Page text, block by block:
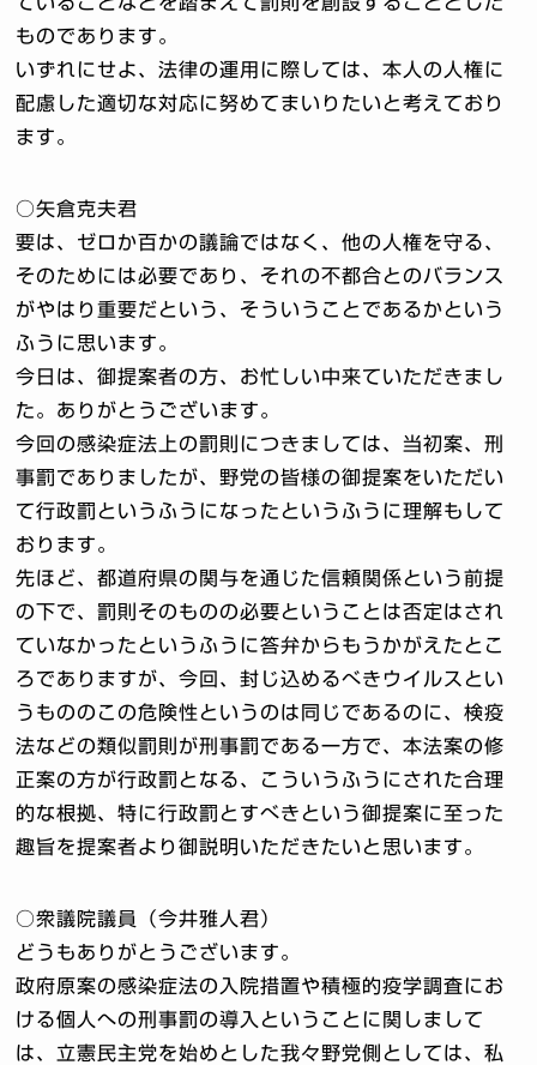
ものであります。
いずれにせよ、法律の運用に際しては、本人の人権に
配慮した適切な対応に努めてまいりたいと考えており
ます。
○矢倉克夫君
要は、ゼロか百かの議論ではなく、他の人権を守る、
そのためには必要であり、それの不都合とのバランス
がやはり重要だという、そういうことであるかという
ふうに思います。
今日は、御提案者の方、お忙しい中来ていただきまし
た。ありがとうございます。
今回の感染症法上の罰則につきましては、当初案、刑
事罰でありましたが、野党の皆様の御提案をいただい
て行政罰というふうになったというふうに理解もして
おります。
先ほど、都道府県の関与を通じた信頼関係という前提
の下で、罰則そのものの必要ということは否定はされ
ていなかったというふうに答弁からもうかがえたとこ
ろでありますが、今回、封じ込めるべきウイルスとい
うもののこの危険性というのは同じであるのに、検疫
法などの類似罰則が刑事罰である一方で、本法案の修
正案の方が行政罰となる、こういうふうにされた合理
的な根拠、特に行政罰とすべきという御提案に至った
趣旨を提案者より御説明いただきたいと思います。
○衆議院議員（今井雅人君）
どうもありがとうございます。
政府原案の感染症法の入院措置や積極的疫学調査にお
ける個人への刑事罰の導入ということに関しまして
は、立憲民主党を始めとした我々野党側としては、私